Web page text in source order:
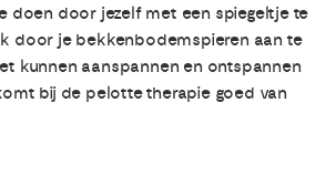
doen door jezelf met een spiegeltje te
door je bekkenbodemspieren aan te
kunnen aanspannen en ontspannen
bij de pelotte therapie goed van